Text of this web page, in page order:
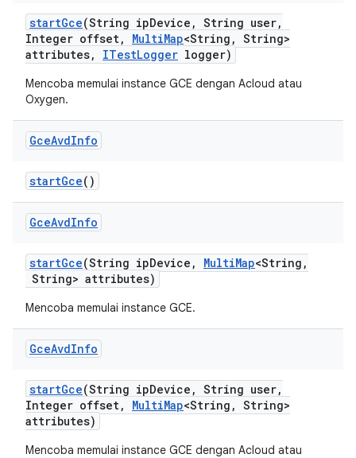
startGce(String ipDevice , String user,
Integer offset, MultiMap<String , String>
attributes, ITestLogger logger)
Mencoba memulai instance GCE dengan Acloud atau
Oxygen.
GceAvdInfo
startGce()
GceAvdInfo
startGce(String ipDevice , MultiMap<String ,
String> attributes)
Mencoba memulai instance GCE.
GceAvdInfo
startGce(String ipDevice , String user,
Integer offset, MultiMap<String , String>
attributes)
Mencoba memulai instance GCE dengan Acloud atau